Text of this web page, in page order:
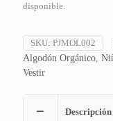
disponible.
SKU: PJMOL002
Algodón Orgánico,
Vestir
Descripción